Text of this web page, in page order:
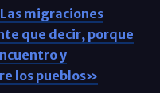
migraciones
que decir, porque
y
los pueblos»